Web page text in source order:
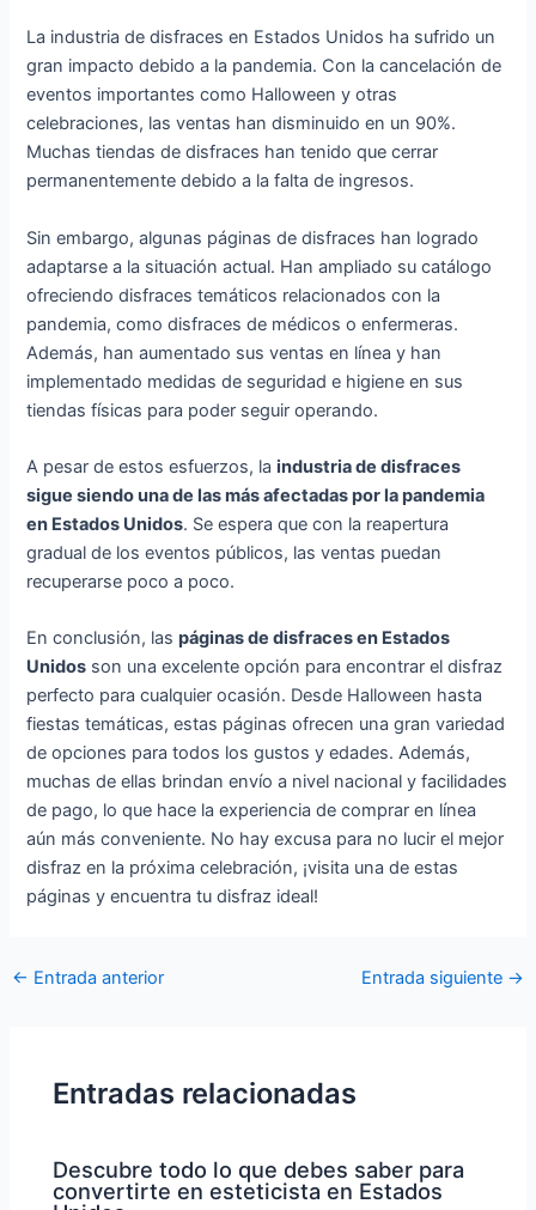
La industria de disfraces en Estados Unidos ha sufrido un
gran impacto debido a la pandemia. Con la cancelación de
eventos importantes como Halloween y otras
celebraciones, las ventas han disminuido en un 90%.
Muchas tiendas de disfraces han tenido que cerrar
permanentemente debido a la falta de ingresos.
Sin embargo, algunas páginas de disfraces han logrado
adaptarse a la situación actual. Han ampliado su catálogo
ofreciendo disfraces temáticos relacionados con la
pandemia, como disfraces de médicos o enfermeras.
Además, han aumentado sus ventas en línea y han
implementado medidas de seguridad e higiene en sus
tiendas físicas para poder seguir operando.
A pesar de estos esfuerzos, laindustria de disfraces
sigue siendo una de las más afectadas por la pandemia
en Estados Unidos. Se espera que con la reapertura
gradual de los eventos públicos, las ventas puedan
recuperarse poco a poco.
En conclusión, laspáginas de disfraces en Estados
Unidos son una excelente opción para encontrar el disfraz
perfecto para cualquier ocasión. Desde Halloween hasta
fiestas temáticas, estas páginas ofrecen una gran variedad
de opciones para todos los gustos y edades. Además,
muchas de ellas brindan envío a nivel nacional y facilidades
de pago, lo que hace la experiencia de comprar en línea
aún más conveniente. No hay excusa para no lucir el mejor
disfraz en la próxima celebración, ¡visita una de estas
páginas y encuentra tu disfraz ideal!
Navegación
← Entrada anterior Entrada siguiente →
Entradas relacionadas
Descubre todo lo que debes saber para
convertirte en esteticista en Estados